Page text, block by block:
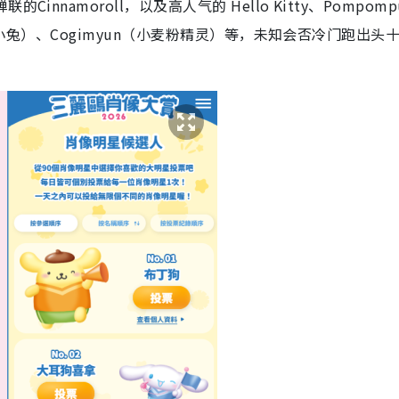
联的Cinnamoroll，以及高人气的 Hello Kitty、
）、Cogimyun（小麦粉精灵）等，未知会否冷门跑出头